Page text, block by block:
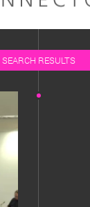
SEARCH RESULTS